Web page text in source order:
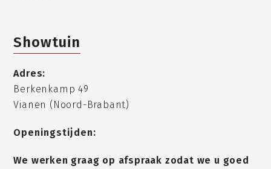
Showtuin
Adres:
Berkenkamp 49
Vianen (Noord-Brabant)
Openingstijden:
We werken graag op afspraak zodat we u goed